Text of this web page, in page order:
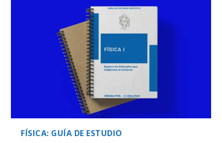
FÍSICA: GUÍA DE ESTUDIO